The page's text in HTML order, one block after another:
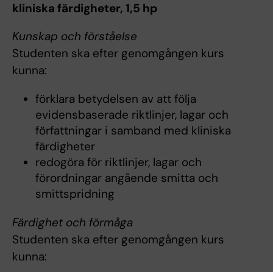
kliniska färdigheter, 1,5 hp
Kunskap och förståelse
Studenten ska efter genomgången kurs
kunna:
förklara betydelsen av att följa
evidensbaserade riktlinjer, lagar och
författningar i samband med kliniska
färdigheter
redogöra för riktlinjer, lagar och
förordningar angående smitta och
smittspridning
Färdighet och förmåga
Studenten ska efter genomgången kurs
kunna: